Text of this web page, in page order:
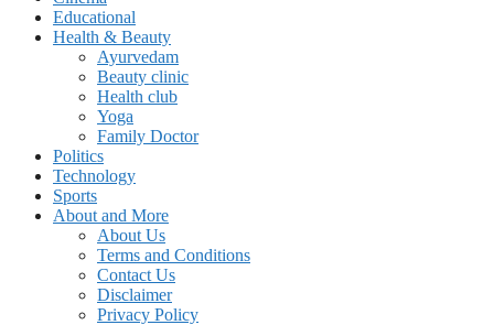
Educational
Health & Beauty
Ayurvedam
Beauty clinic
Health club
Yoga
Family Doctor
Politics
Technology
Sports
About and More
About Us
Terms and Conditions
Contact Us
Disclaimer
Privacy Policy